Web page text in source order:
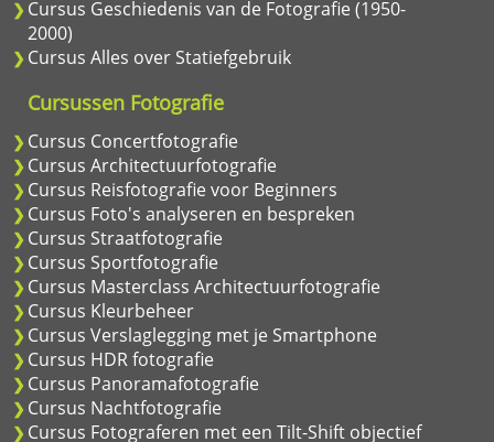
Cursus Geschiedenis van de Fotografie (1950-
2000)
Cursus Alles over Statiefgebruik
Cursussen Fotografie
Cursus Concertfotografie
Cursus Architectuurfotografie
Cursus Reisfotografie voor Beginners
Cursus Foto's analyseren en bespreken
Cursus Straatfotografie
Cursus Sportfotografie
Cursus Masterclass Architectuurfotografie
Cursus Kleurbeheer
Cursus Verslaglegging met je Smartphone
Cursus HDR fotografie
Cursus Panoramafotografie
Cursus Nachtfotografie
Cursus Fotograferen met een Tilt-Shift objectief